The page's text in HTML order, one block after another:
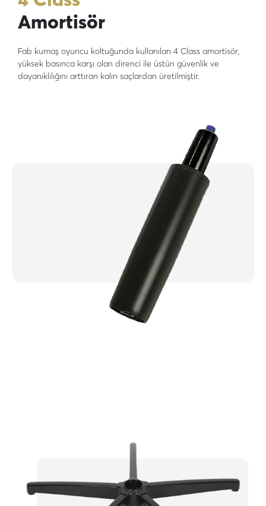
Amortisör
Fab kumaş oyuncu koltuğunda kullanılan 4 Class amortisör,
yüksek basınca karşı olan direnci ile üstün güvenlik ve
dayanıklılığını arttıran kalın saçlardan üretilmiştir.